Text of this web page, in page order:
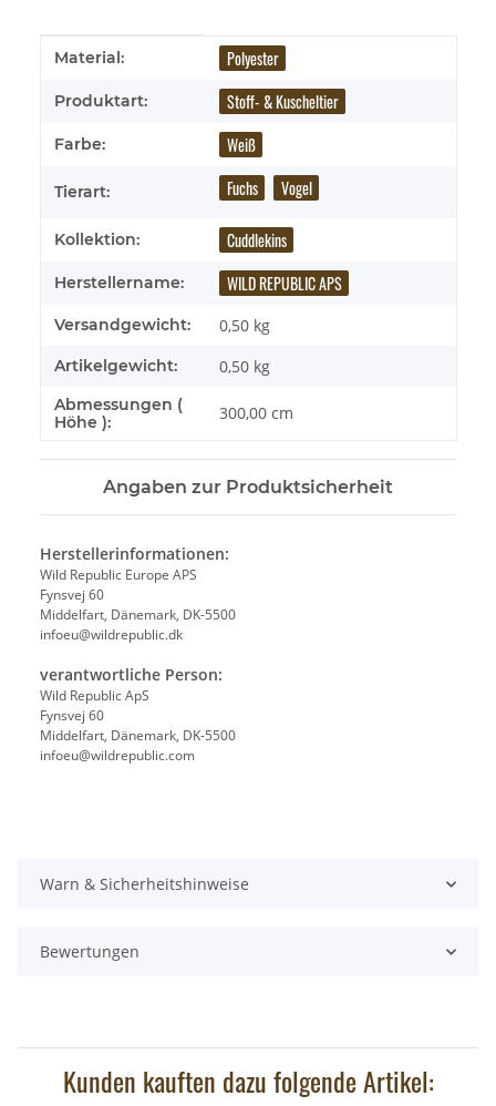
Produkteigenschaft
Wert
Material: Polyester
Produktart: Stoff- & Kuscheltier
Farbe: Weiß
Tierart: Fuchs Vogel
Kollektion: Cuddlekins
Herstellername: WILD REPUBLIC APS
Versandgewicht: 0,50 kg
Artikelgewicht: 0,50 kg
Abmessungen (
Höhe ):
300,00 cm
Angaben zur Produktsicherheit
Herstellerinformationen:
Wild Republic Europe APS
Fynsvej 60
Middelfart, Dänemark, DK-5500
infoeu@wildrepublic.dk
verantwortliche Person:
Wild Republic ApS
Fynsvej 60
Middelfart, Dänemark, DK-5500
infoeu@wildrepublic.com
Warn & Sicherheitshinweise
Bewertungen
Kunden kauften dazu folgende Artikel: